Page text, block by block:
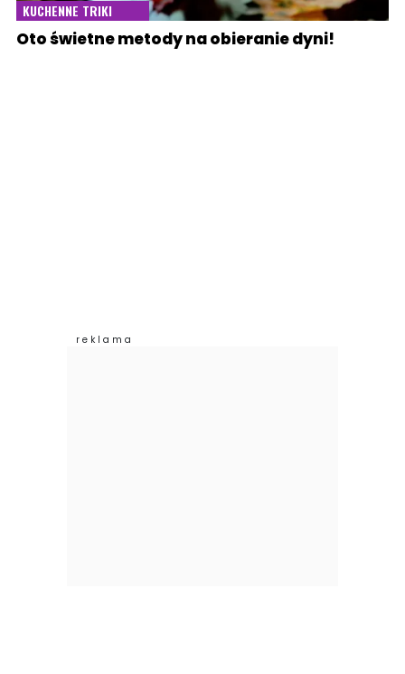
KUCHENNE TRIKI
Oto świetne metody na obieranie dyni!